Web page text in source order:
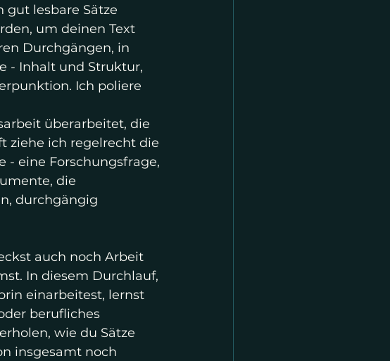
gut lesbare Sätze
um deinen Text
Durchgängen, in
- Inhalt und Struktur,
Ich poliere
überarbeitet, die
ziehe ich regelrecht die
- eine Forschungsfrage,
die
durchgängig
auch noch Arbeit
In diesem Durchlauf,
einarbeitest, lernst
berufliches
wie du Sätze
insgesamt noch